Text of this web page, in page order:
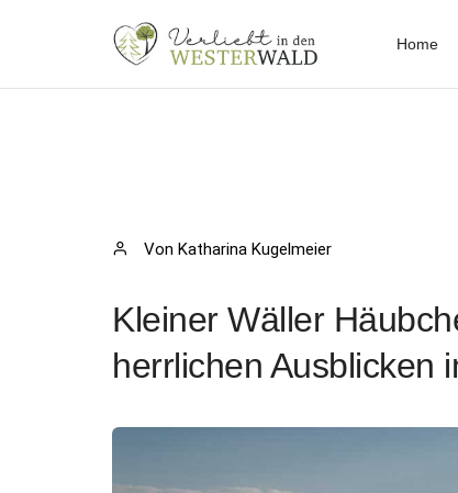
Home
Von Katharina Kugelmeier
Kleiner Wäller
herrlichen Ausblicken